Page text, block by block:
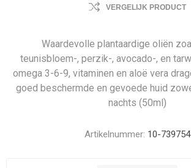
VERGELIJK PRODUCT
Waardevolle plantaardige oliën
teunisbloem-, perzik-, avocado-, en
omega 3-6-9, vitaminen en aloë vera
goed beschermde en gevoede huid
nachts (50ml)
Artikelnummer: 10-739754